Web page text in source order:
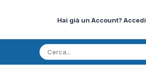
Hai già un Account? Accedi